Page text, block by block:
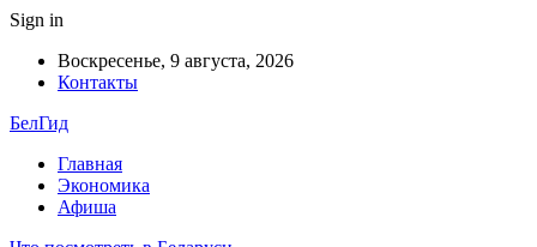
Sign in
Воскресенье, 9 августа, 2026
Контакты
БелГид
Главная
Экономика
Афиша